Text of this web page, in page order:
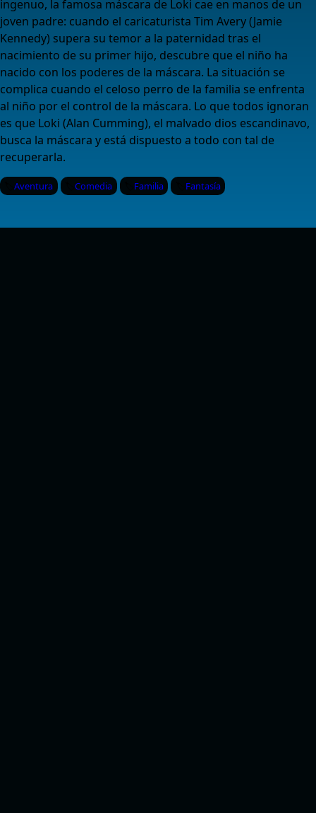
ingenuo, la famosa máscara de Loki cae en manos de un
joven padre: cuando el caricaturista Tim Avery (Jamie
Kennedy) supera su temor a la paternidad tras el
nacimiento de su primer hijo, descubre que el niño ha
nacido con los poderes de la máscara. La situación se
complica cuando el celoso perro de la familia se enfrenta
al niño por el control de la máscara. Lo que todos ignoran
es que Loki (Alan Cumming), el malvado dios escandinavo,
busca la máscara y está dispuesto a todo con tal de
recuperarla.
Aventura Comedia Familia Fantasía